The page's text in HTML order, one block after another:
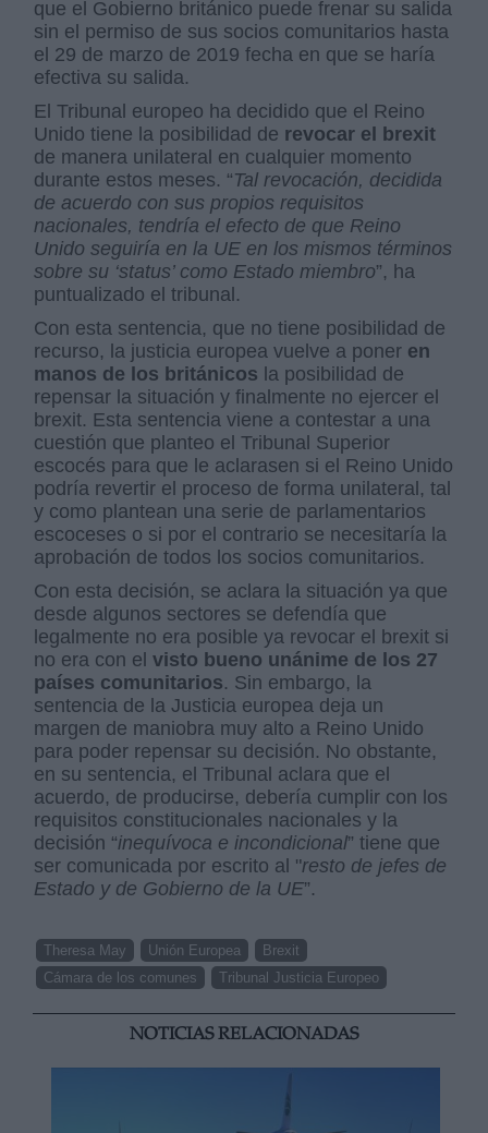
que el Gobierno británico puede frenar su salida
sin el permiso de sus socios comunitarios hasta
el 29 de marzo de 2019 fecha en que se haría
efectiva su salida.
El Tribunal europeo ha decidido que el Reino
Unido tiene la posibilidad de revocar el brexit
de manera unilateral en cualquier momento
durante estos meses. “Tal revocación, decidida
de acuerdo con sus propios requisitos
nacionales, tendría el efecto de que Reino
Unido seguiría en la UE en los mismos términos
sobre su ‘status’ como Estado miembro”, ha
puntualizado el tribunal.
Con esta sentencia, que no tiene posibilidad de
recurso, la justicia europea vuelve a poner en
manos de los británicos la posibilidad de
repensar la situación y finalmente no ejercer el
brexit. Esta sentencia viene a contestar a una
cuestión que planteo el Tribunal Superior
escocés para que le aclarasen si el Reino Unido
podría revertir el proceso de forma unilateral, tal
y como plantean una serie de parlamentarios
escoceses o si por el contrario se necesitaría la
aprobación de todos los socios comunitarios.
Con esta decisión, se aclara la situación ya que
desde algunos sectores se defendía que
legalmente no era posible ya revocar el brexit si
no era con elvisto bueno unánime de los 27
países comunitarios. Sin embargo, la
sentencia de la Justicia europea deja un
margen de maniobra muy alto a Reino Unido
para poder repensar su decisión. No obstante,
en su sentencia, el Tribunal aclara que el
acuerdo, de producirse, debería cumplir con los
requisitos constitucionales nacionales y la
decisión “inequívoca e incondicional” tiene que
ser comunicada por escrito al "resto de jefes de
Estado y de Gobierno de la UE”.
Theresa May Unión Europea
Brexit
Cámara de los comunes
Tribunal Justicia Europeo
NOTICIAS RELACIONADAS